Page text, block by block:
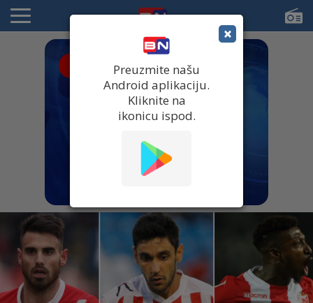
×
Preuzmite našu
Android aplikaciju.
Kliknite na
ikonicu ispod.